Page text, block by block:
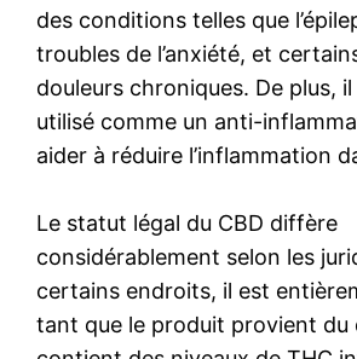
des conditions telles que
troubles de l’anxiété, et
douleurs chroniques. De plus,
utilisé comme un anti-
aider à réduire l’inflammation
Le statut légal du CBD diffère
considérablement selon les
certains endroits, il est
tant que le produit provient du